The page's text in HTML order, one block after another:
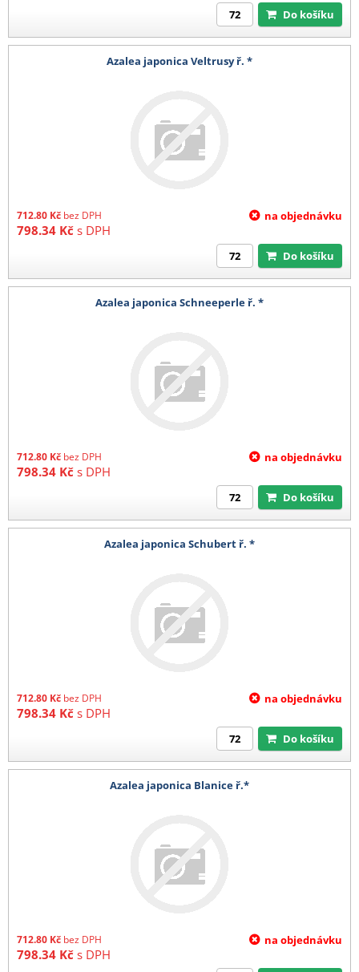
Do košíku
Azalea japonica Veltrusy ř. *
712.80 Kč bez DPH
798.34 Kč s DPH
na objednávku
Do košíku
Azalea japonica Schneeperle ř. *
712.80 Kč bez DPH
798.34 Kč s DPH
na objednávku
Do košíku
Azalea japonica Schubert ř. *
712.80 Kč bez DPH
798.34 Kč s DPH
na objednávku
Do košíku
Azalea japonica Blanice ř.*
712.80 Kč bez DPH
798.34 Kč s DPH
na objednávku